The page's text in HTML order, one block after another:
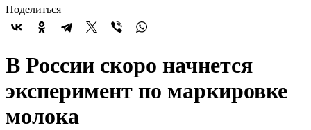
Поделиться
В России скоро начнется
эксперимент по маркировке
молока